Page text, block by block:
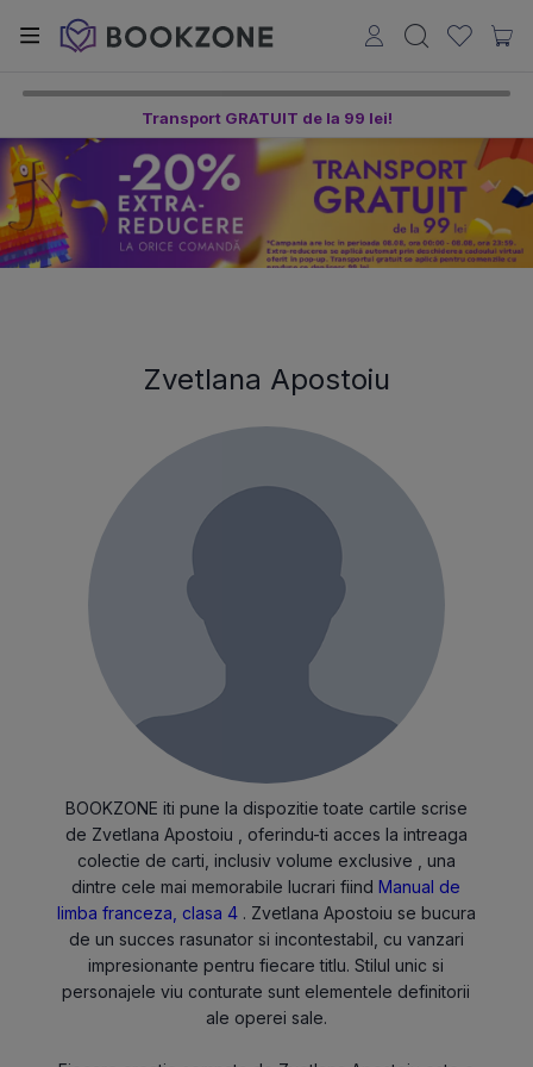
Transport GRATUIT de la 99 lei!
Zvetlana Apostoiu
BOOKZONE iti pune la dispozitie toate cartile scrise
de Zvetlana Apostoiu , oferindu-ti acces la intreaga
colectie de carti, inclusiv volume exclusive , una
dintre cele mai memorabile lucrari fiindManual de
limba franceza, clasa 4. Zvetlana Apostoiu se bucura
de un succes rasunator si incontestabil, cu vanzari
impresionante pentru fiecare titlu. Stilul unic si
personajele viu conturate sunt elementele definitorii
ale operei sale.